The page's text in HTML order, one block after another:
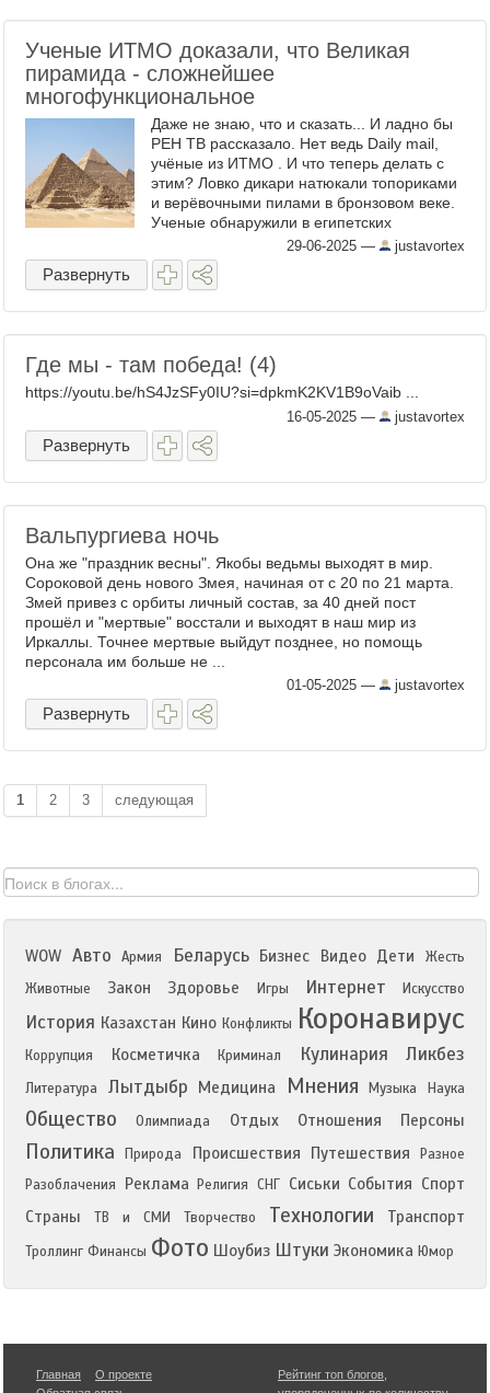
Ученые ИТМО доказали, что Великая
пирамида - сложнейшее
многофункциональное
Даже не знаю, что и сказать... И ладно бы
РЕН ТВ рассказало. Нет ведь Daily mail,
учёные из ИТМО . И что теперь делать с
этим? Ловко дикари натюкали топориками
и верёвочными пилами в бронзовом веке.
Ученые обнаружили в египетских
пирамидах загадочный вид энергии. В
древнеегипетской ...
29-06-2025 — justavortex
Развернуть
Где мы - там победа! (4)
https://youtu.be/hS4JzSFy0IU?si=dpkmK2KV1B9oVaib ...
16-05-2025 — justavortex
Развернуть
Вальпургиева ночь
Она же "праздник весны". Якобы ведьмы выходят в мир.
Сороковой день нового Змея, начиная от с 20 по 21 марта.
Змей привез с орбиты личный состав, за 40 дней пост
прошёл и "мертвые" восстали и выходят в наш мир из
Иркаллы. Точнее мертвые выйдут позднее, но помощь
персонала им больше не ...
01-05-2025 — justavortex
Развернуть
1 2 3 следующая
WOW Авто Армия Беларусь Бизнес Видео Дети
Жесть
Животные
Закон Здоровье Игры Интернет Искусство
История Казахстан Кино Конфликты Коронавирус
Коррупция Косметичка Криминал Кулинария Ликбез
Литература Лытдыбр Медицина Мнения Музыка Наука
Общество Олимпиада Отдых Отношения Персоны
Политика Природа Происшествия Путешествия
Разное
Разоблачения
Реклама Религия СНГ Сиськи События Спорт
Страны
ТВ и СМИ Творчество Технологии Транспорт
Троллинг Финансы Фото Шоубиз Штуки Экономика Юмор
Главная
О проекте
Рейтинг топ блогов